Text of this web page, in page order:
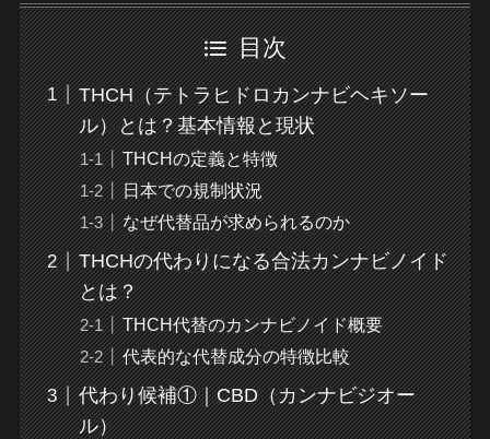
目次
THCH（テトラヒドロカンナビヘキソー
ル）とは？基本情報と現状
THCHの定義と特徴
日本での規制状況
なぜ代替品が求められるのか
THCHの代わりになる合法カンナビノイド
とは？
THCH代替のカンナビノイド概要
代表的な代替成分の特徴比較
代わり候補①｜CBD（カンナビジオー
ル）